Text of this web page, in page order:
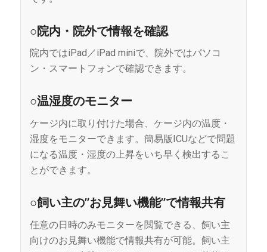
○院内・院外で情報を確認
院内ではiPad／iPad miniで、院外ではパソコ
ン・スマートフォンで確認できます。
○温湿度のモニター
ケージ内に取り付けた場合、ケージ内の温度・
湿度をモニターできます。簡易版ICUなどで問題
になる温度・湿度の上昇をいち早く検出するこ
とができます。
○飼い主の”お見舞い機能”で情報共有
任意の日時のみモニターを閲覧できる、飼い主
向けのお見舞い機能で情報共有が可能。飼い主